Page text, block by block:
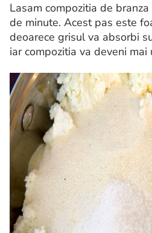
Lasam compozitia de
de minute. Acest pas este
deoarece grisul va absorbi
iar compozitia va deveni